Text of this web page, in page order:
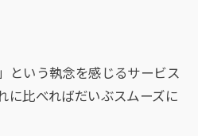
という執念を感じるサービス
に比べればだいぶスムーズに